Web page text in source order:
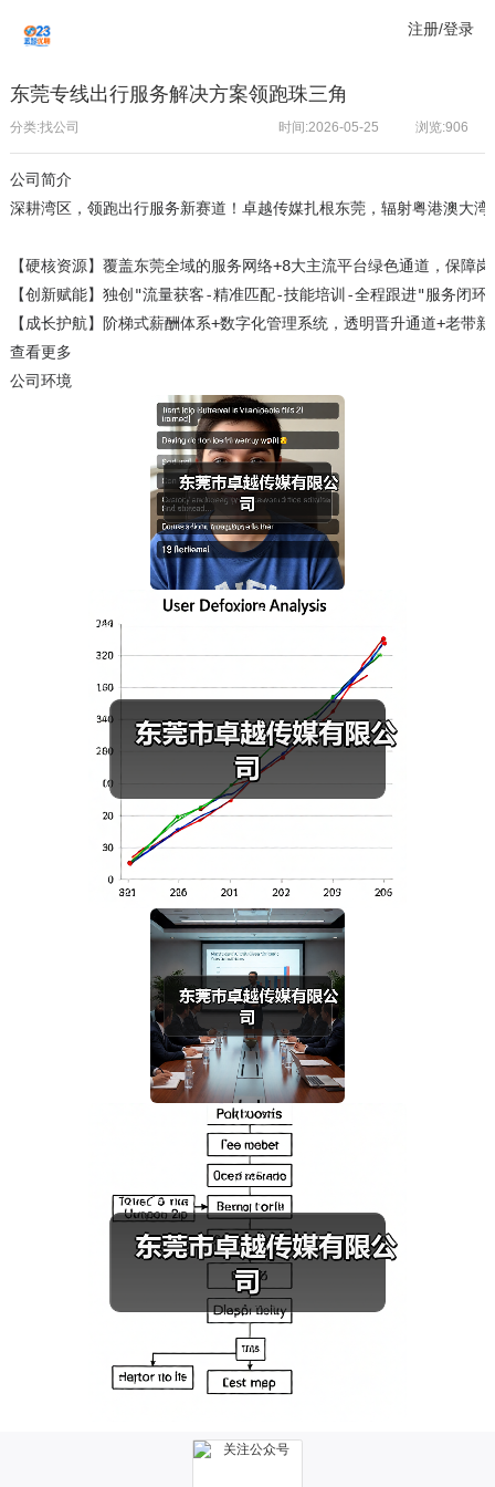
注册/登录
东莞专线出行服务解决方案领跑珠三角
分类:找公司 浏览:906
时间:2026-05-25
公司简介
深耕湾区，领跑出行服务新赛道！卓越传媒扎根东莞，辐射粤港澳大
【硬核资源】覆盖东莞全域的服务网络+8大主流平台绿色通道，保障
【创新赋能】独创"流量获客-精准匹配-技能培训-全程跟进"服务闭环
【成长护航】阶梯式薪酬体系+数字化管理系统，透明晋升通道+老带
查看更多
公司环境